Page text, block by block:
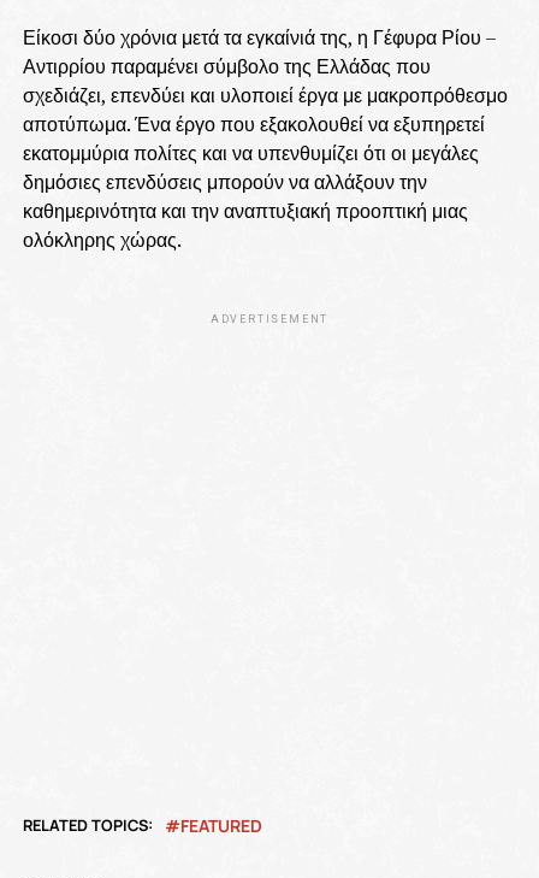
Είκοσι δύο χρόνια μετά τα εγκαίνιά της, η Γέφυρα Ρίου –
Αντιρρίου παραμένει σύμβολο της Ελλάδας που
σχεδιάζει, επενδύει και υλοποιεί έργα με μακροπρόθεσμο
αποτύπωμα. Ένα έργο που εξακολουθεί να εξυπηρετεί
εκατομμύρια πολίτες και να υπενθυμίζει ότι οι μεγάλες
δημόσιες επενδύσεις μπορούν να αλλάξουν την
καθημερινότητα και την αναπτυξιακή προοπτική μιας
ολόκληρης χώρας.
ADVERTISEMENT
RELATED TOPICS: FEATURED